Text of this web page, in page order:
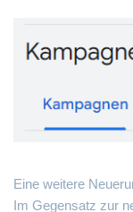
Eine weitere
Im Gegensatz zur